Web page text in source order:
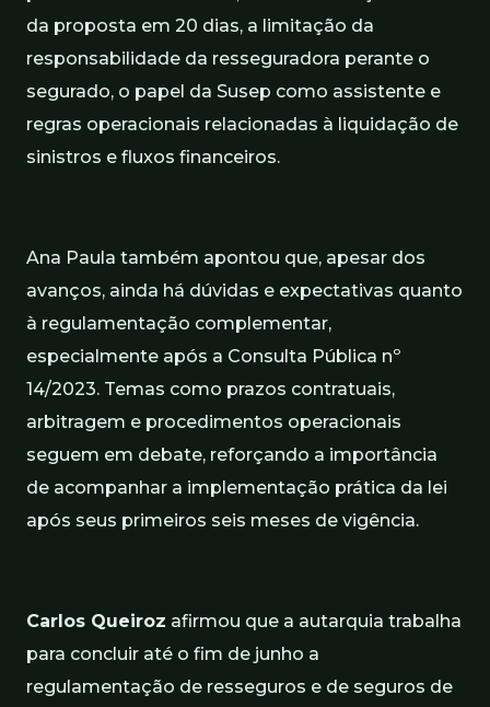
da proposta em 20 dias, a limitação da
responsabilidade da resseguradora perante o
segurado, o papel da Susep como assistente e
regras operacionais relacionadas à liquidação de
sinistros e fluxos financeiros.
Ana Paula também apontou que, apesar dos
avanços, ainda há dúvidas e expectativas quanto
à regulamentação complementar,
especialmente após a Consulta Pública nº
14/2023. Temas como prazos contratuais,
arbitragem e procedimentos operacionais
seguem em debate, reforçando a importância
de acompanhar a implementação prática da lei
após seus primeiros seis meses de vigência.
Carlos Queiroz afirmou que a autarquia trabalha
para concluir até o fim de junho a
regulamentação de resseguros e de seguros de